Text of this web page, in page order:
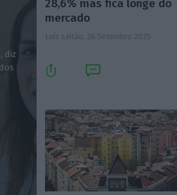
diz
28,6% mas fica longe do
mercado
Luís Leitão, 26 Setembro 2025